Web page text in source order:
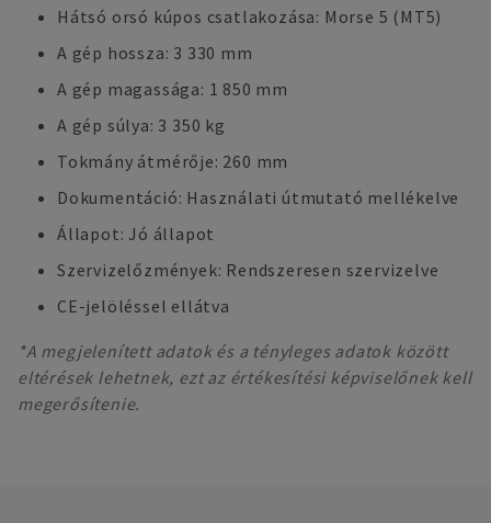
Hátsó orsó kúpos csatlakozása: Morse 5 (MT5)
A gép hossza: 3 330 mm
A gép magassága: 1 850 mm
A gép súlya: 3 350 kg
Tokmány átmérője: 260 mm
Dokumentáció: Használati útmutató mellékelve
Állapot: Jó állapot
Szervizelőzmények: Rendszeresen szervizelve
CE-jelöléssel ellátva
*A megjelenített adatok és a tényleges adatok között
eltérések lehetnek, ezt az értékesítési képviselőnek kell
megerősítenie.